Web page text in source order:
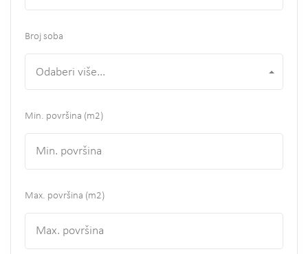
Broj soba
Odaberi više...
Min. površina (m2)
Max. površina (m2)